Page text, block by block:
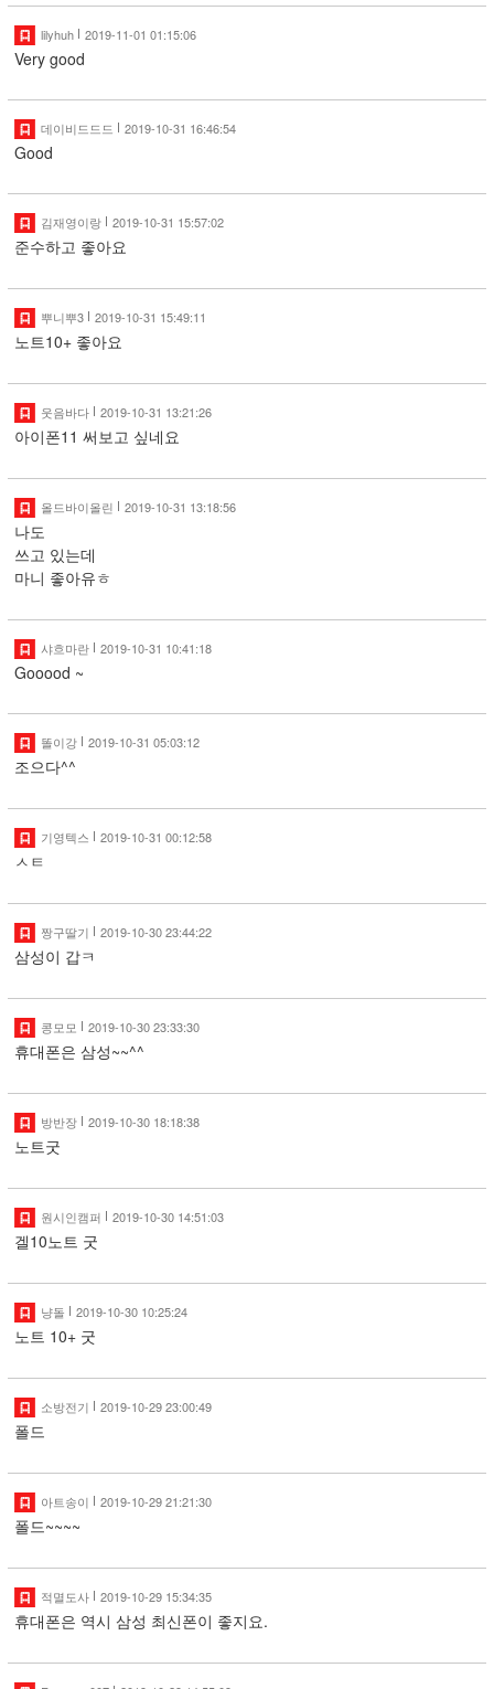
lilyhuh 2019-11-01 01:15:06
Very good
데이비드드드 2019-10-31 16:46:54
Good
김재영이랑 2019-10-31 15:57:02
준수하고 좋아요
뿌니뿌3 2019-10-31 15:49:11
노트10+ 좋아요
웃음바다 2019-10-31 13:21:26
아이폰11 써보고 싶네요
올드바이올린 2019-10-31 13:18:56
나도
쓰고 있는데
마니 좋아유ㅎ
샤흐마란 2019-10-31 10:41:18
Gooood ~
똘이강 2019-10-31 05:03:12
조으다^^
기영텍스 2019-10-31 00:12:58
ㅅㅌ
짱구딸기 2019-10-30 23:44:22
삼성이 갑ㅋ
콩모모 2019-10-30 23:33:30
휴대폰은 삼성~~^^
방반장 2019-10-30 18:18:38
노트굿
원시인캠퍼 2019-10-30 14:51:03
겔10노트 굿
냥돌 2019-10-30 10:25:24
노트 10+ 굿
소방전기 2019-10-29 23:00:49
폴드
아트송이 2019-10-29 21:21:30
폴드~~~~
적멸도사 2019-10-29 15:34:35
휴대폰은 역시 삼성 최신폰이 좋지요.